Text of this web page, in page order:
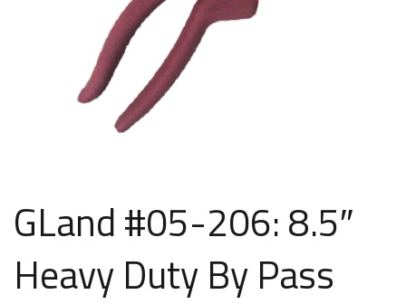
GLand #05-206: 8.5″
Heavy Duty By Pass